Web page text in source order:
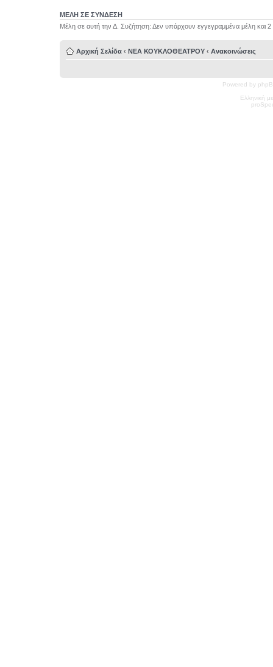
ΜΕΛΗ ΣΕ ΣΥΝΔΕΣΗ
Μέλη σε αυτή την Δ. Συζήτηση: Δεν υπάρχουν εγγεγραμμένα μέλη και 2
Αρχική Σελίδα ‹ ΝΕΑ ΚΟΥΚΛΟΘΕΑΤΡΟΥ ‹ Ανακοινώσεις
Powered by
Ελληνική
pro